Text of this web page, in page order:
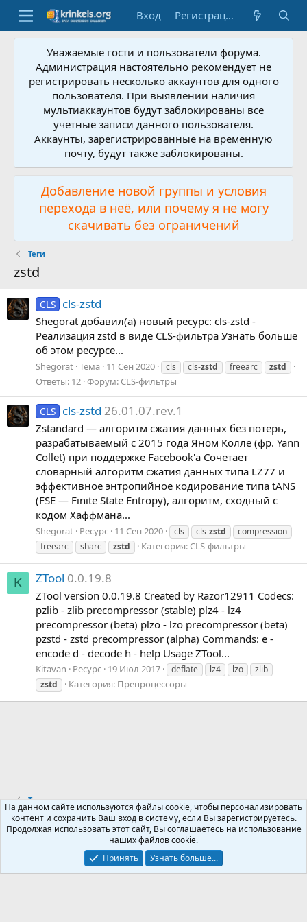
Вход Регистрация
Уважаемые гости и пользователи форума.
Администрация настоятельно рекомендует не
регистрировать несколько аккаунтов для одного
пользователя. При выявлении наличия
мультиаккаунтов будут заблокированы все
учетные записи данного пользователя.
Аккаунты, зарегистрированные на временную
почту, будут также заблокированы.
Добавление новой группы и условия
перехода в неё, или почему я не могу
скачивать без ограничений
Теги
zstd
CLS cls-zstd
Shegorat добавил(а) новый ресурс: cls-zstd -
Реализация zstd в виде CLS-фильтра Узнать больше
об этом ресурсе...
Shegorat Тема 11 Сен 2020 cls cls-zstd freearc zstd
Ответы: 12 Форум: CLS-фильтры
CLS cls-zstd 26.01.07.rev.1
Zstandard — алгоритм сжатия данных без потерь,
разрабатываемый с 2015 года Яном Колле (фр. Yann
Collet) при поддержке Facebook'а Сочетает
словарный алгоритм сжатия данных типа LZ77 и
эффективное энтропийное кодирование типа tANS
(FSE — Finite State Entropy), алгоритм, сходный с
кодом Хаффмана...
Shegorat Ресурс 11 Сен 2020 cls cls-zstd
compression
freearc
sharc zstd Категория: CLS-фильтры
K ZTool 0.0.19.8
ZTool version 0.0.19.8 Created by Razor12911 Codecs:
pzlib - zlib precompressor (stable) plz4 - lz4
precompressor (beta) plzo - lzo precompressor (beta)
pzstd - zstd precompressor (alpha) Commands: e -
encode d - decode h - help Usage ZTool...
Kitavan Ресурс 19 Июл 2017 deflate lz4 lzo
zlib
zstd
Категория: Препроцессоры
Теги
Russian (RU)
Условия и правила
Политика конфиденциальности
Помощь
На данном сайте используются файлы cookie, чтобы персонализировать
контент и сохранить Ваш вход в систему, если Вы зарегистрируетесь.
Продолжая использовать этот сайт, Вы соглашаетесь на использование
наших файлов cookie.
Принять
Узнать больше...